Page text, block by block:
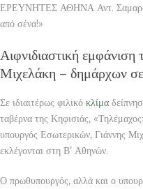
ΕΡΕΥΝΗΤΕΣ ΑΘΗΝΑ Αντ.
από σένα!»
Αιφνιδιαστική εμφάνιση
Μιχελάκη – δημάρχων
Σε ιδιαιτέρως φιλικό κλίμα
ταβέρνα της Κηφισιάς,
υπουργός Εσωτερικών, Γιάννης
εκλέγονται στη Β’ Αθηνών.
Ο πρωθυπουργός, αλλά και ο